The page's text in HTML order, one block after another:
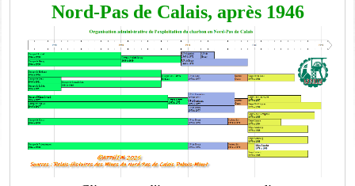
Nord-Pas de Calais, après 1946